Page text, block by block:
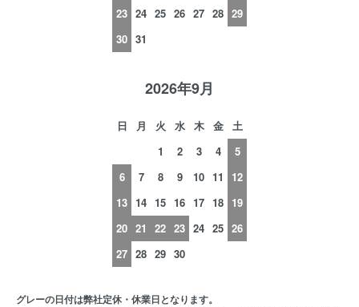
23 24 25 26 27 28 29
30 31
2026年9月
日 月 火 水 木 金
土
1
2 3 4
5
6
7 8 9 10 11
12
13 14 15 16 17 18 19
20 21 22 23 24 25 26
27 28 29 30
グレーの日付は弊社定休・休業日となります。